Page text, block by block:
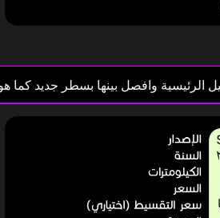
الرئيسية وافصل بينها بسطر جديد كما